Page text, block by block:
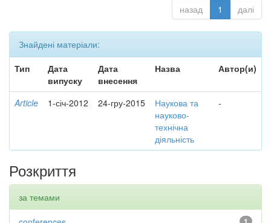
назад 1 далі
Знайдені матеріали:
Тип
Дата
випуску
Дата
внесення
Назва Автор(и)
Article 1-січ-2012 24-гру-2015
Наукова та
науково-
технічна
діяльність
-
Розкриття
за темами